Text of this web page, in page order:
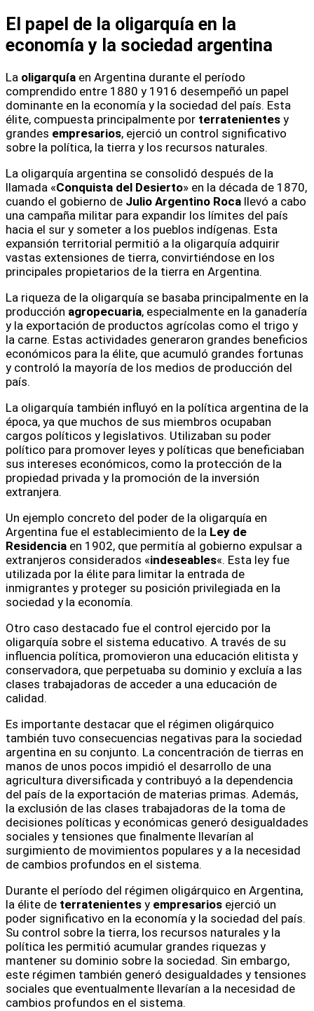
El papel de la oligarquía en la
economía y la sociedad argentina
La oligarquía en Argentina durante el período
comprendido entre 1880 y 1916 desempeñó un papel
dominante en la economía y la sociedad del país. Esta
élite, compuesta principalmente por terratenientes y
grandes empresarios, ejerció un control significativo
sobre la política, la tierra y los recursos naturales.
La oligarquía argentina se consolidó después de la
llamada «Conquista del Desierto» en la década de 1870,
cuando el gobierno de Julio Argentino Roca llevó a cabo
una campaña militar para expandir los límites del país
hacia el sur y someter a los pueblos indígenas. Esta
expansión territorial permitió a la oligarquía adquirir
vastas extensiones de tierra, convirtiéndose en los
principales propietarios de la tierra en Argentina.
La riqueza de la oligarquía se basaba principalmente en la
producción agropecuaria, especialmente en la ganadería
y la exportación de productos agrícolas como el trigo y
la carne. Estas actividades generaron grandes beneficios
económicos para la élite, que acumuló grandes fortunas
y controló la mayoría de los medios de producción del
país.
La oligarquía también influyó en la política argentina de la
época, ya que muchos de sus miembros ocupaban
cargos políticos y legislativos. Utilizaban su poder
político para promover leyes y políticas que beneficiaban
sus intereses económicos, como la protección de la
propiedad privada y la promoción de la inversión
extranjera.
Un ejemplo concreto del poder de la oligarquía en
Argentina fue el establecimiento de la Ley de
Residencia en 1902, que permitía al gobierno expulsar a
extranjeros considerados «indeseables«. Esta ley fue
utilizada por la élite para limitar la entrada de
inmigrantes y proteger su posición privilegiada en la
sociedad y la economía.
Otro caso destacado fue el control ejercido por la
oligarquía sobre el sistema educativo. A través de su
influencia política, promovieron una educación elitista y
conservadora, que perpetuaba su dominio y excluía a las
clases trabajadoras de acceder a una educación de
calidad.
Es importante destacar que el régimen oligárquico
también tuvo consecuencias negativas para la sociedad
argentina en su conjunto. La concentración de tierras en
manos de unos pocos impidió el desarrollo de una
agricultura diversificada y contribuyó a la dependencia
del país de la exportación de materias primas. Además,
la exclusión de las clases trabajadoras de la toma de
decisiones políticas y económicas generó desigualdades
sociales y tensiones que finalmente llevarían al
surgimiento de movimientos populares y a la necesidad
de cambios profundos en el sistema.
Durante el período del régimen oligárquico en Argentina,
la élite de terratenientes y empresarios ejerció un
poder significativo en la economía y la sociedad del país.
Su control sobre la tierra, los recursos naturales y la
política les permitió acumular grandes riquezas y
mantener su dominio sobre la sociedad. Sin embargo,
este régimen también generó desigualdades y tensiones
sociales que eventualmente llevarían a la necesidad de
cambios profundos en el sistema.